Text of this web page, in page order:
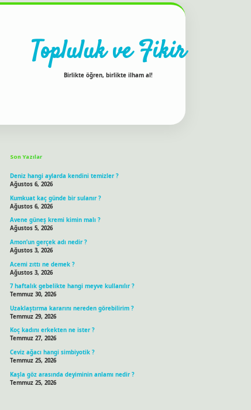
Topluluk ve Fikir
Birlikte öğren, birlikte ilham al!
Son Yazılar
Deniz hangi aylarda kendini temizler ?
Ağustos 6, 2026
Kumkuat kaç günde bir sulanır ?
Ağustos 6, 2026
Avene güneş kremi kimin malı ?
Ağustos 5, 2026
Amon’un gerçek adı nedir ?
Ağustos 3, 2026
Acemi zıttı ne demek ?
Ağustos 3, 2026
7 haftalık gebelikte hangi meyve kullanılır ?
Temmuz 30, 2026
Uzaklaştırma kararını nereden görebilirim ?
Temmuz 29, 2026
Koç kadını erkekten ne ister ?
Temmuz 27, 2026
Ceviz ağacı hangi simbiyotik ?
Temmuz 25, 2026
Kaşla göz arasında deyiminin anlamı nedir ?
Temmuz 25, 2026